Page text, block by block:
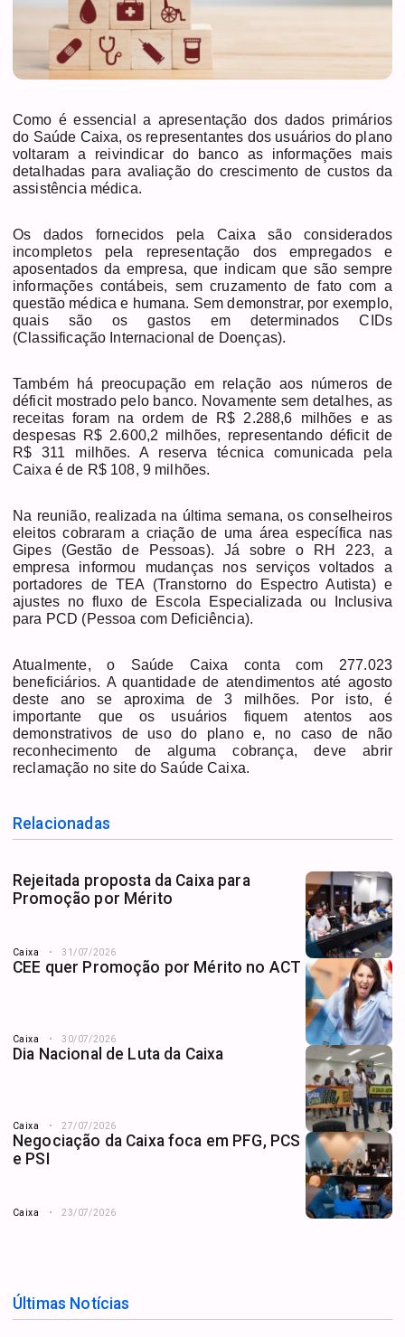
Como é essencial a apresentação dos dados primários
do Saúde Caixa, os representantes dos usuários do plano
voltaram a reivindicar do banco as informações mais
detalhadas para avaliação do crescimento de custos da
assistência médica.
Os dados fornecidos pela Caixa são considerados
incompletos pela representação dos empregados e
aposentados da empresa, que indicam que são sempre
informações contábeis, sem cruzamento de fato com a
questão médica e humana. Sem demonstrar, por exemplo,
quais são os gastos em determinados CIDs
(Classificação Internacional de Doenças).
Também há preocupação em relação aos números de
déficit mostrado pelo banco. Novamente sem detalhes, as
receitas foram na ordem de R$ 2.288,6 milhões e as
despesas R$ 2.600,2 milhões, representando déficit de
R$ 311 milhões. A reserva técnica comunicada pela
Caixa é de R$ 108, 9 milhões.
Na reunião, realizada na última semana, os conselheiros
eleitos cobraram a criação de uma área específica nas
Gipes (Gestão de Pessoas). Já sobre o RH 223, a
empresa informou mudanças nos serviços voltados a
portadores de TEA (Transtorno do Espectro Autista) e
ajustes no fluxo de Escola Especializada ou Inclusiva
para PCD (Pessoa com Deficiência).
Atualmente, o Saúde Caixa conta com 277.023
beneficiários. A quantidade de atendimentos até agosto
deste ano se aproxima de 3 milhões. Por isto, é
importante que os usuários fiquem atentos aos
demonstrativos de uso do plano e, no caso de não
reconhecimento de alguma cobrança, deve abrir
reclamação no site do Saúde Caixa.
Relacionadas
Rejeitada proposta da Caixa para
Promoção por Mérito
Caixa 31/07/2026
CEE quer Promoção por Mérito no ACT
Caixa 30/07/2026
Dia Nacional de Luta da Caixa
Caixa 27/07/2026
Negociação da Caixa foca em PFG, PCS
e PSI
Caixa 23/07/2026
Últimas Notícias